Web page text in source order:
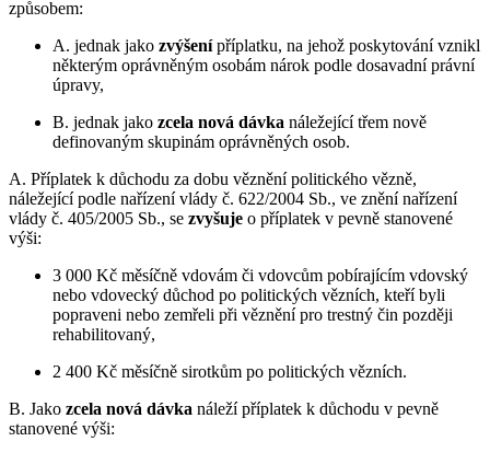
způsobem:
A. jednak jako zvýšenípříplatku, na jehož poskytování vznikl
některým oprávněným osobám nárok podle dosavadní právní
úpravy,
B. jednak jako zcela nová dávka náležející třem nově
definovaným skupinám oprávněných osob.
A. Příplatek k důchodu za dobu věznění politického vězně,
náležející podle nařízení vlády č. 622/2004 Sb., ve znění nařízení
vlády č. 405/2005 Sb., se zvyšuje o příplatek v pevně stanovené
výši:
3 000 Kč měsíčně vdovám či vdovcům pobírajícím vdovský
nebo vdovecký důchod po politických vězních, kteří byli
popraveni nebo zemřeli při věznění pro trestný čin později
rehabilitovaný,
2 400 Kč měsíčně sirotkům po politických vězních.
B. Jako zcela nová dávka náleží příplatek k důchodu v pevně
stanovené výši: